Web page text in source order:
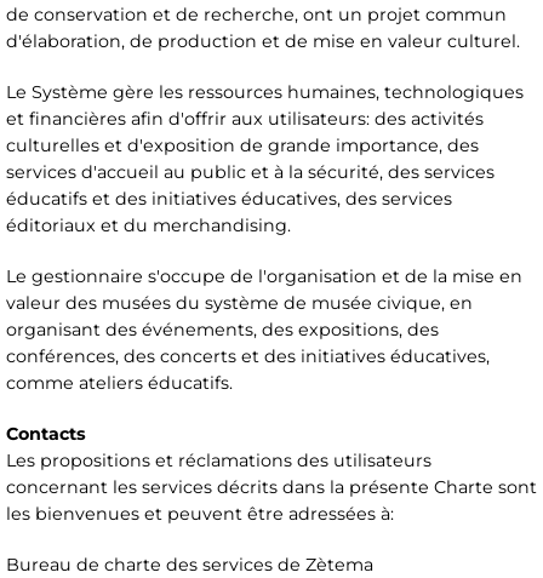
de conservation et de recherche, ont un projet commun
d'élaboration, de production et de mise en valeur culturel.
Le Système gère les ressources humaines, technologiques
et financières afin d'offrir aux utilisateurs: des activités
culturelles et d'exposition de grande importance, des
services d'accueil au public et à la sécurité, des services
éducatifs et des initiatives éducatives, des services
éditoriaux et du merchandising.
Le gestionnaire s'occupe de l'organisation et de la mise en
valeur des musées du système de musée civique, en
organisant des événements, des expositions, des
conférences, des concerts et des initiatives éducatives,
comme ateliers éducatifs.
Contacts
Les propositions et réclamations des utilisateurs
concernant les services décrits dans la présente Charte sont
les bienvenues et peuvent être adressées à:
Bureau de charte des services de Zètema